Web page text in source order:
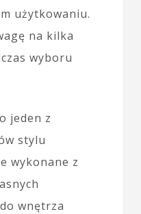
użytkowaniu.
na kilka
wyboru
jeden z
stylu
wykonane z
wnętrza